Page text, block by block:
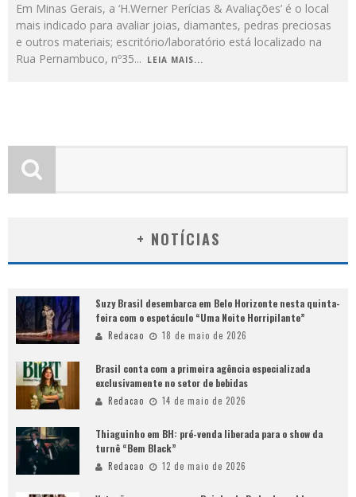
Em Minas Gerais, a ‘H.Werner Perícias & Avaliações’ é o local
mais indicado para avaliar joias, diamantes, pedras preciosas
e outros materiais; escritório/laboratório está localizado na
Rua Pernambuco, nº35... LEIA MAIS...
+ NOTÍCIAS
Suzy Brasil desembarca em Belo Horizonte nesta quinta-
feira com o espetáculo “Uma Noite Horripilante”
Redacao 18 de maio de 2026
Brasil conta com a primeira agência especializada
exclusivamente no setor de bebidas
Redacao 14 de maio de 2026
Thiaguinho em BH: pré-venda liberada para o show da
turnê “Bem Black”
Redacao 12 de maio de 2026